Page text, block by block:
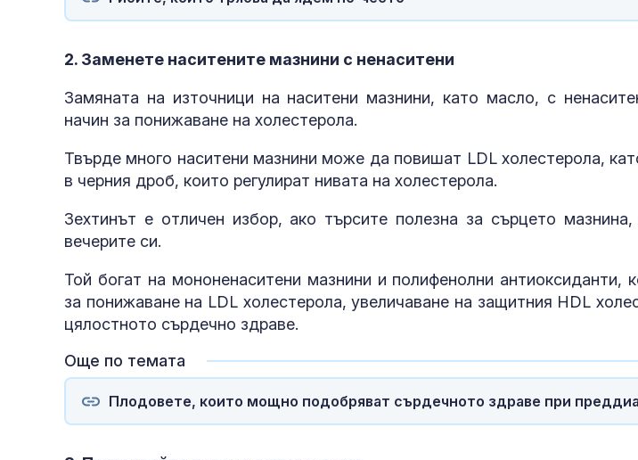
2. Заменете наситените мазнини с ненаситени
Замяната на източници на наситени мазнини, като масло, с
начин за понижаване на холестерола.
Твърде много наситени мазнини може да повишат LDL холестерола,
в черния дроб, които регулират нивата на холестерола.
Зехтинът е отличен избор, ако търсите полезна за сърцето
вечерите си.
Той богат на мононенаситени мазнини и полифенолни антиоксиданти,
за понижаване на LDL холестерола, увеличаване на защитния HDL
цялостното сърдечно здраве.
Още по темата
Плодовете, които мощно подобряват сърдечното здраве при